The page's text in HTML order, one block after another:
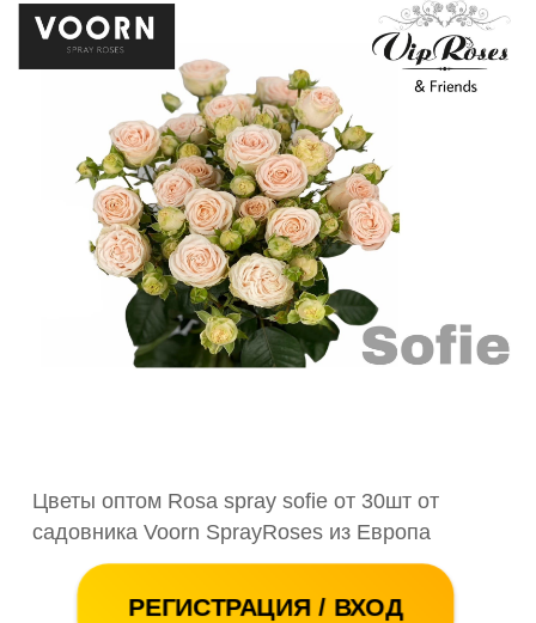
Цветы оптом Rosa spray sofie от 30шт от
садовника Voorn SprayRoses из Европа
РЕГИСТРАЦИЯ / ВХОД